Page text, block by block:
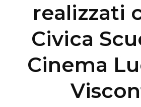
realizzati
Civica
Cinema